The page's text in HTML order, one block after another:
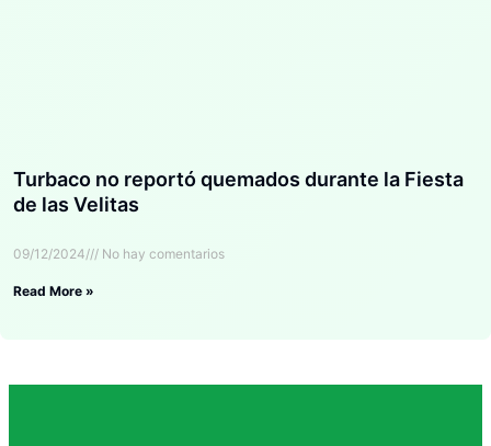
Turbaco no reportó quemados durante la Fiesta
de las Velitas
09/12/2024 No hay comentarios
Read More »